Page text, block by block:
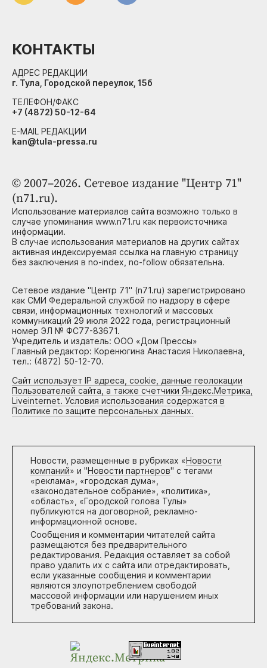
© 2007–2026. Сетевое издание "Центр 71"
(n71.ru).
Использование материалов сайта возможно только в
случае упоминания www.n71.ru как первоисточника
информации.
В случае использования материалов на других сайтах
активная индексируемая ссылка на главную страницу
без заключения в no-index, no-follow обязательна.
Сетевое издание "Центр 71" (n71.ru) зарегистрировано
как СМИ Федеральной службой по надзору в сфере
связи, информационных технологий и массовых
коммуникаций 29 июля 2022 года, регистрационный
номер ЭЛ № ФС77-83671.
Учредитель и издатель: ООО «Дом Прессы»
Главный редактор: Коренюгина Анастасия Николаевна,
тел.: (4872) 50-12-70.
Сайт использует IP адреса, cookie, данные геолокации
Пользователей сайта, а также счетчики Яндекс.Метрика,
Liveinternet. Условия использования содержатся в
Политике по защите персональных данных.
Новости, размещенные в рубриках «Новости
компаний» и "Новости партнеров" с тегами
«реклама», «городская дума»,
«законодательное собрание», «политика»,
«область», «Городской голова Тулы»
публикуются на договорной, рекламно-
информационной основе.
Сообщения и комментарии читателей сайта
размещаются без предварительного
редактирования. Редакция оставляет за собой
право удалить их с сайта или отредактировать,
если указанные сообщения и комментарии
являются злоупотреблением свободой
массовой информации или нарушением иных
требований закона.
КОНТАКТЫ
АДРЕС РЕДАКЦИИ
г. Тула, Городской переулок, 15б
ТЕЛЕФОН/ФАКС
+7 (4872) 50-12-64
E-MAIL РЕДАКЦИИ
kan@tula-pressa.ru